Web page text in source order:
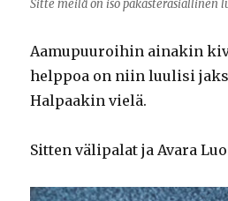
Sitte meilä on iso pakasterasiallinen
Aamupuuroihin ainakin
helppoa on niin luulisi
Halpaakin vielä.
Sitten välipalat ja Avara